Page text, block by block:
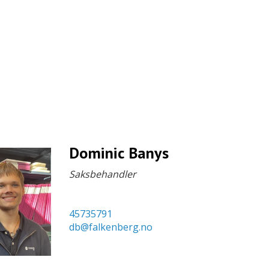
Dominic Banys
Saksbehandler
45735791
db@falkenberg.no